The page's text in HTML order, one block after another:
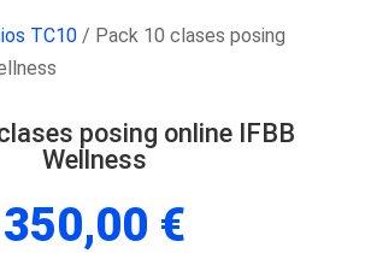
TC10/ Pack 10 clases posing
posing online IFBB
Wellness
350,00 €